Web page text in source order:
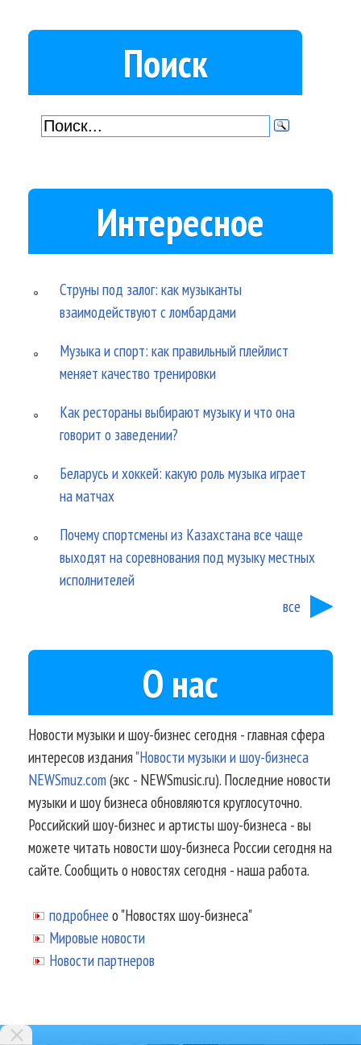
Поиск
Интересное
Струны под залог: как музыканты
взаимодействуют с ломбардами
Музыка и спорт: как правильный плейлист
меняет качество тренировки
Как рестораны выбирают музыку и что она
говорит о заведении?
Беларусь и хоккей: какую роль музыка играет
на матчах
Почему спортсмены из Казахстана все чаще
выходят на соревнования под музыку местных
исполнителей
все
О нас
Новости музыки и шоу-бизнес сегодня - главная сфера
интересов издания"Новости музыки и шоу-бизнеса
NEWSmuz.com(экс - NEWSmusic.ru). Последние новости
музыки и шоу бизнеса обновляются круглосуточно.
Российский шоу-бизнес и артисты шоу-бизнеса - вы
можете читать новости шоу-бизнеса России сегодня на
сайте. Сообщить о новостях сегодня - наша работа.
подробнее о "Новостях шоу-бизнеса"
Мировые новости
Новости партнеров